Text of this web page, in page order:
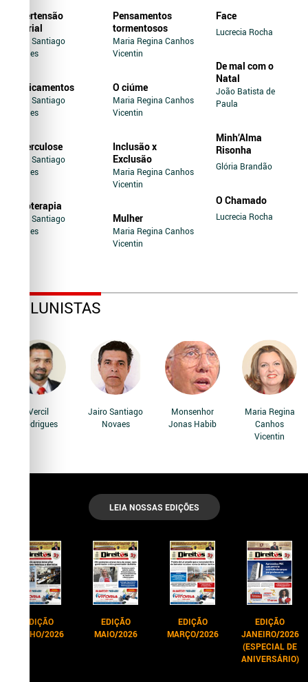
Hipertensão
Arterial
Jairo Santiago
Novaes
Medicamentos
Jairo Santiago
Novaes
Tuberculose
Jairo Santiago
Novaes
Soroterapia
Jairo Santiago
Novaes
Pensamentos
tormentosos
Maria Regina Canhos
Vicentin
O ciúme
Maria Regina Canhos
Vicentin
Inclusão x
Exclusão
Maria Regina Canhos
Vicentin
Mulher
Maria Regina Canhos
Vicentin
Face
Lucrecia Rocha
De mal com o
Natal
João Batista de
Paula
Minh’Alma
Risonha
Glória Brandão
O Chamado
Lucrecia Rocha
COLUNISTAS
Vercil
Rodrigues
Jairo Santiago
Novaes
Monsenhor
Jonas Habib
Maria Regina
Canhos
Vicentin
LEIA NOSSAS EDIÇÕES
EDIÇÃO
JUNHO/2026
EDIÇÃO
MAIO/2026
EDIÇÃO
MARÇO/2026
EDIÇÃO
JANEIRO/2026
(ESPECIAL DE
ANIVERSÁRIO)